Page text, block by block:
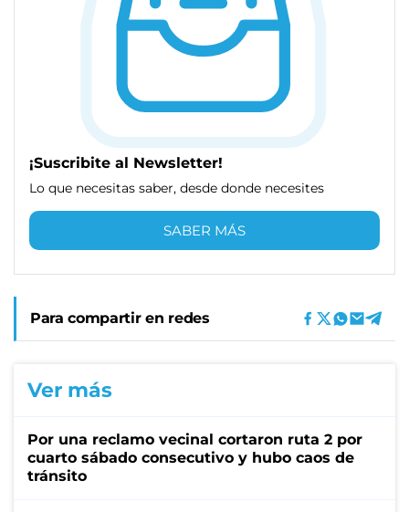
¡Suscribite al Newsletter!
Lo que necesitas saber, desde donde necesites
SABER MÁS
Para compartir en redes
Ver más
Por una reclamo vecinal cortaron ruta 2 por
cuarto sábado consecutivo y hubo caos de
tránsito